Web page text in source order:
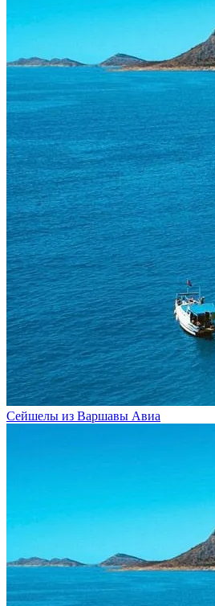
Сейшелы из Варшавы Авиа